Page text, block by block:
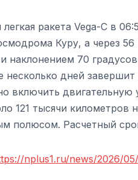
легкая ракета Vega-C в
Куру, а через
наклонением 70
несколько дней
включить
121 тысячи
полюсом. Расчетный
nplus1.ru/news/2026/